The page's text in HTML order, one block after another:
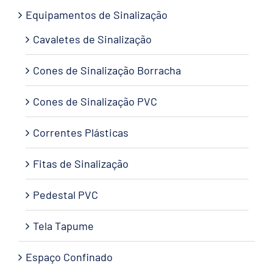
Equipamentos de Sinalização
Cavaletes de Sinalização
Cones de Sinalização Borracha
Cones de Sinalização PVC
Correntes Plásticas
Fitas de Sinalização
Pedestal PVC
Tela Tapume
Espaço Confinado